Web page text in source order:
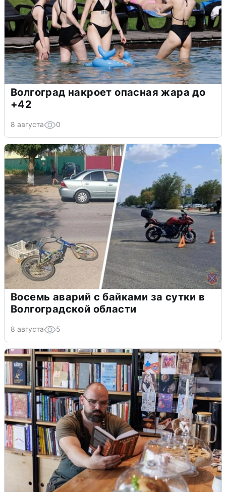
Волгоград накроет опасная жара до
+42
8 августа 0
Восемь аварий с байками за сутки в
Волгоградской области
8 августа 5